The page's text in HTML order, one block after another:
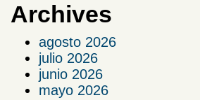
Archives
agosto 2026
julio 2026
junio 2026
mayo 2026